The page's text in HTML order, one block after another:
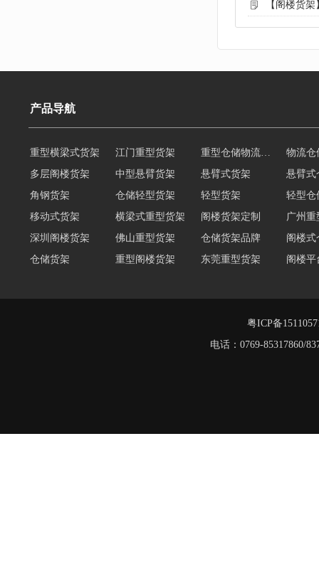
【阁楼货
产品导航
重型横梁式货架 江门重型货架
物流仓
多层阁楼货架
中型悬臂货架 悬臂式货架
悬臂式
角钢货架
仓储轻型货架 轻型货架
轻型仓
移动式货架
横梁式重型货架 阁楼货架定制
广州
深圳阁楼货架
佛山重型货架 仓储货架品牌
阁楼式
仓储货架
重型阁楼货架 东莞重型货架
阁楼平
重型仓储货架
轻量型货架
粤ICP备
电话：0769-85317860/